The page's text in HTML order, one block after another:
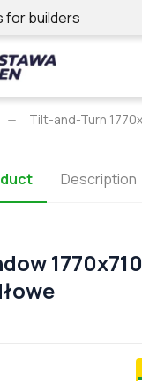
for builders
Tilt-and-Turn
Description